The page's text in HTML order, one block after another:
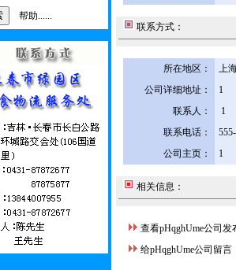
帮助......
联系方式：
所在地区：
上
公司详细地址：
1
联系人：
1
联系电话：
公司主页：
1
相关信息：
查看pHqghUme公司发
给pHqghUme公司留言